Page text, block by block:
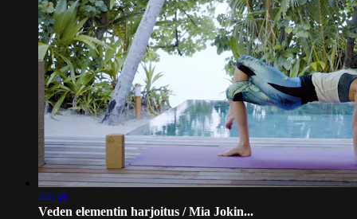
44:58
Veden elementin harjoitus / Mia Jokin...